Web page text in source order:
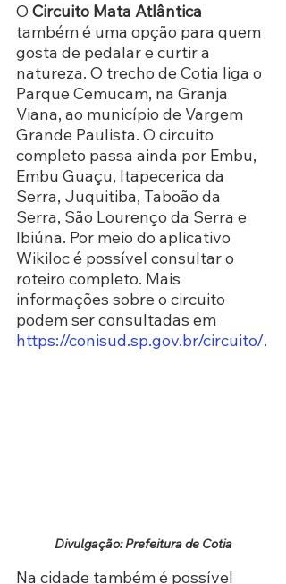
O Circuito Mata Atlântica
também é uma opção para quem
gosta de pedalar e curtir a
natureza. O trecho de Cotia liga o
Parque Cemucam, na Granja
Viana, ao município de Vargem
Grande Paulista. O circuito
completo passa ainda por Embu,
Embu Guaçu, Itapecerica da
Serra, Juquitiba, Taboão da
Serra, São Lourenço da Serra e
Ibiúna. Por meio do aplicativo
Wikiloc é possível consultar o
roteiro completo. Mais
informações sobre o circuito
podem ser consultadas em
https://conisud.sp.gov.br/circuito/.
Divulgação: Prefeitura de Cotia
Na cidade também é possível